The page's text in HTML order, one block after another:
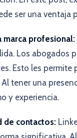
ser una ventaja
marca profesional:
Los abogados
Esto les
tener una
y experiencia.
de contactos: